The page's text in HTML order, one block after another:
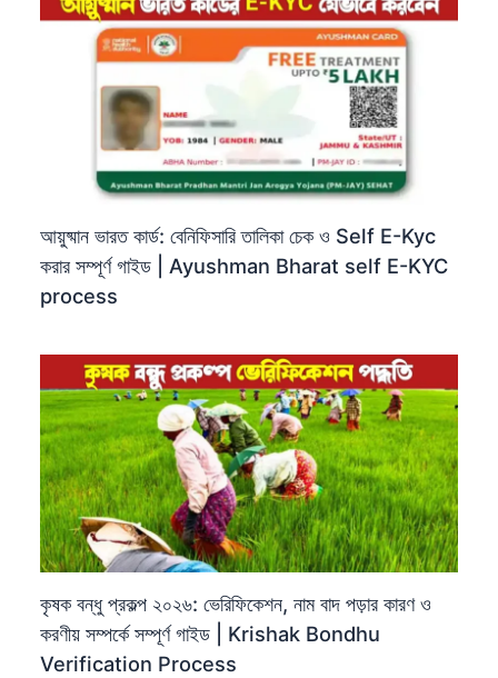
আয়ুষ্মান ভারত কার্ড: বেনিফিসারি তালিকা চেক ও Self E-Kyc
করার সম্পূর্ণ গাইড | Ayushman Bharat self E-KYC
process
কৃষক বন্ধু প্রকল্প ২০২৬: ভেরিফিকেশন, নাম বাদ পড়ার কারণ ও
করণীয় সম্পর্কে সম্পূর্ণ গাইড | Krishak Bondhu
Verification Process